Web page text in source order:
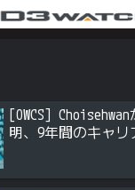
[OWCS]
明、9年間のキャリ